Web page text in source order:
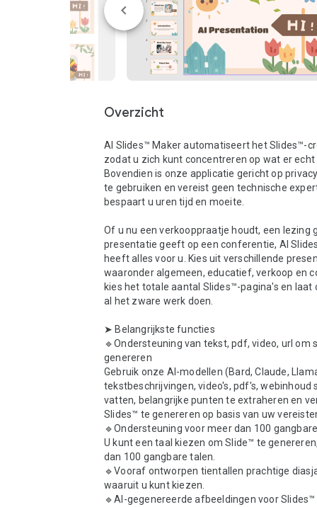
Overzicht
AI Slides™ Maker automatiseert het Slides™-
zodat u zich kunt concentreren op wat er
Bovendien is onze applicatie gericht op
te gebruiken en vereist geen technische
bespaart u uren tijd en moeite.
Of u nu een verkooppraatje houdt, een lezing
presentatie geeft op een conferentie, AI
heeft alles voor u. Kies uit verschillende
waaronder algemeen, educatief, verkoop en
kies het totale aantal Slides™-pagina's en laat
al het zware werk doen.
➤ Belangrijkste functies
🔹Ondersteuning van tekst, pdf, video, url om
genereren
Gebruik onze AI-modellen (Bard, Claude,
tekstbeschrijvingen, video's, pdf's, webinhoud
vatten, belangrijke punten te extraheren en
Slides™ te genereren op basis van uw
🔹Ondersteuning voor meer dan 100
U kunt een taal kiezen om Slide™ te
dan 100 gangbare talen.
🔹Vooraf ontworpen tientallen prachtige
waaruit u kunt kiezen.
🔹AI-gegenereerde afbeeldingen voor Slides™